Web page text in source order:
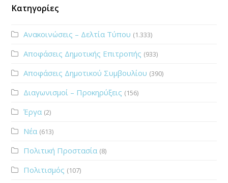
Κατηγορίες
Ανακοινώσεις – Δελτία Τύπου (1.333)
Αποφάσεις Δημοτικής Επιτροπής (933)
Αποφάσεις Δημοτικού Συμβουλίου (390)
Διαγωνισμοί – Προκηρύξεις (156)
Έργα (2)
Νέα (613)
Πολιτική Προστασία (8)
Πολιτισμός (107)